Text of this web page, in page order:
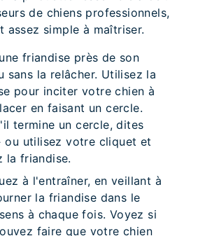
de chiens professionnels,
assez simple à maîtriser.
friandise près de son
sans la relâcher. Utilisez la
pour inciter votre chien à
en faisant un cercle.
termine un cercle, dites
ou utilisez votre cliquet et
la friandise.
à l'entraîner, en veillant à
la friandise dans le
à chaque fois. Voyez si
faire que votre chien